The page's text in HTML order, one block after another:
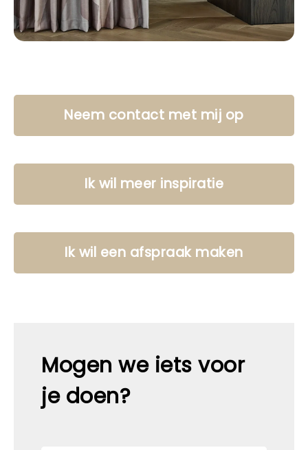
Neem contact met mij op
Ik wil meer inspiratie
Ik wil een afspraak maken
Mogen we iets voor
je doen?